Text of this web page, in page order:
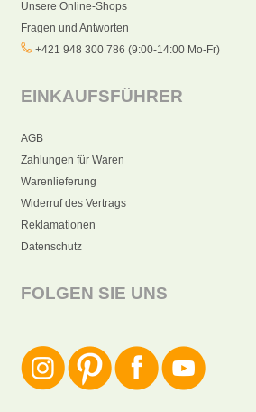
Unsere Online-Shops
Fragen und Antworten
+421 948 300 786 (9:00-14:00 Mo-Fr)
EINKAUFSFÜHRER
AGB
Zahlungen für Waren
Warenlieferung
Widerruf des Vertrags
Reklamationen
Datenschutz
FOLGEN SIE UNS